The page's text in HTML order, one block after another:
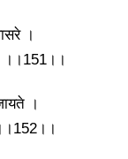
।
।।151।।
।